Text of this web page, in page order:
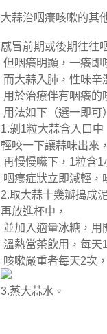
大蒜治咽癢咳嗽的其
感冒前期或後期往往
但咽癢明顯，一癢即
而大蒜入肺，性味辛
用於治療伴有咽癢的
用法如下（選一即可
1.剝1粒大蒜含入口中
輕咬一下讓蒜味出來，
再慢慢嚥下，1粒含1
咽癢症狀立即減輕，
2.取大蒜十幾瓣搗成
再放進杯中，
並加入適量冰糖，用
溫熱當茶飲用，每天
咳嗽嚴重者每天2次
3.蒸大蒜水。